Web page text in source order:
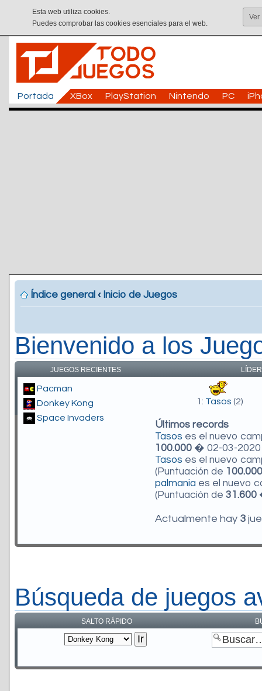
Esta web utiliza cookies.
Puedes comprobar las cookies esenciales para el web.
Ver
Portada XBox PlayStation Nintendo PC
Índice general ‹ Inicio de Juegos
Bienvenido a los
JUEGOS RECIENTES
Pacman
Donkey Kong
Space Invaders
1: Tasos (2)
Últimos records
Tasos es el nuevo
100.000 � 02-03-2020
Tasos es el nuevo
(Puntuación de 100.000
palmania es el nuevo
(Puntuación de 31.600
Actualmente hay 3
Búsqueda de juegos
SALTO RÁPIDO